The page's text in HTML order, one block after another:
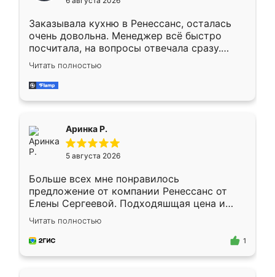
мебели буду заказывать только здесь.
Заказывала кухню в Ренессанс, осталась
очень довольна. Менеджер всё быстро
посчитала, на вопросы отвечала сразу.
Замерщик приехал в субботу, подошёл к
делу со всей ответственностью. Собрали
за день, ребята работали аккуратно, даже
Читать полностью
Аринка Р.
5 августа 2026
Больше всех мне понравилось
предложение от компании Ренессанс от
Елены Сергеевой. Подходяшщая цена и
короткие сроки изготовления. Приехавший
для замера сотрудник Владислав
предложил по моему эскизу самый
Читать полностью
1